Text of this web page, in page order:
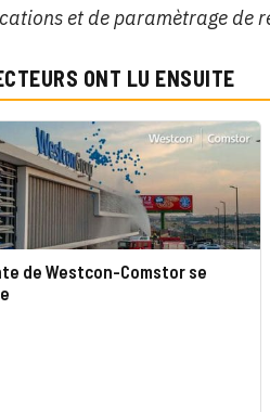
et de paramètrage de
ONT LU ENSUITE
de Westcon-Comstor se